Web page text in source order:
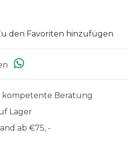
den Favoriten hinzufügen
kompetente Beratung
Lager
ab €75, -